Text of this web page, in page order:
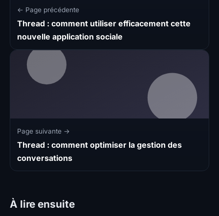
← Page précédente
Thread : comment utiliser efficacement cette
nouvelle application sociale
Page suivante →
Thread : comment optimiser la gestion des
conversations
À lire ensuite